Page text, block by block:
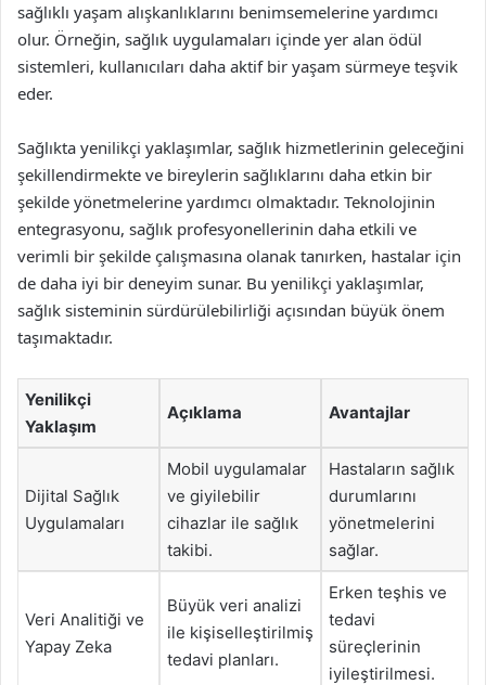
sağlıklı yaşam alışkanlıklarını benimsemelerine yardımcı
olur. Örneğin, sağlık uygulamaları içinde yer alan ödül
sistemleri, kullanıcıları daha aktif bir yaşam sürmeye teşvik
eder.
Sağlıkta yenilikçi yaklaşımlar, sağlık hizmetlerinin geleceğini
şekillendirmekte ve bireylerin sağlıklarını daha etkin bir
şekilde yönetmelerine yardımcı olmaktadır. Teknolojinin
entegrasyonu, sağlık profesyonellerinin daha etkili ve
verimli bir şekilde çalışmasına olanak tanırken, hastalar için
de daha iyi bir deneyim sunar. Bu yenilikçi yaklaşımlar,
sağlık sisteminin sürdürülebilirliği açısından büyük önem
taşımaktadır.
Yenilikçi
Yaklaşım
Açıklama Avantajlar
Dijital Sağlık
Uygulamaları
Mobil uygulamalar
ve giyilebilir
cihazlar ile sağlık
takibi.
Hastaların sağlık
durumlarını
yönetmelerini
sağlar.
Veri Analitiği ve
Yapay Zeka
Büyük veri analizi
ile kişiselleştirilmiş
tedavi planları.
Erken teşhis ve
tedavi
süreçlerinin
iyileştirilmesi.